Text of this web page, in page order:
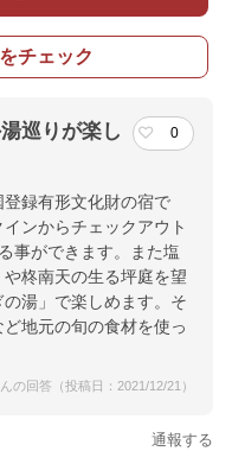
チェック
巡りが楽し
0
録有形文化財の宿で
ンからチェックアウト
事ができます。また塩
柊南天の生る坪庭を望
湯」で楽しめます。そ
地元の旬の食材を使っ
の回答（投稿日：2021/12/21）
通報する